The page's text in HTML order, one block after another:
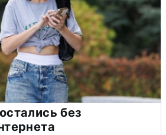
без